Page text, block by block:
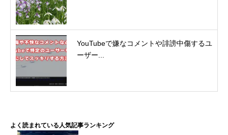
YouTubeで嫌なコメントや誹謗中傷するユ
ーザー...
よく読まれている人気記事ランキング